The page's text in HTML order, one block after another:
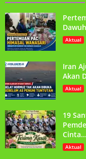
Aktual
Iran
Akan
Aktual
19
Cinta...
Aktual